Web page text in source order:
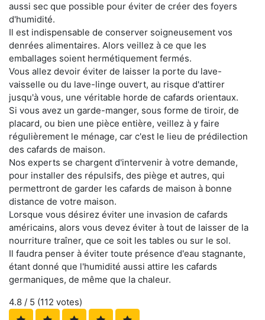
aussi sec que possible pour éviter de créer des foyers
d'humidité.
Il est indispensable de conserver soigneusement vos
denrées alimentaires. Alors veillez à ce que les
emballages soient hermétiquement fermés.
Vous allez devoir éviter de laisser la porte du lave-
vaisselle ou du lave-linge ouvert, au risque d'attirer
jusqu'à vous, une véritable horde de cafards orientaux.
Si vous avez un garde-manger, sous forme de tiroir, de
placard, ou bien une pièce entière, veillez à y faire
régulièrement le ménage, car c'est le lieu de prédilection
des cafards de maison.
Nos experts se chargent d'intervenir à votre demande,
pour installer des répulsifs, des piège et autres, qui
permettront de garder les cafards de maison à bonne
distance de votre maison.
Lorsque vous désirez éviter une invasion de cafards
américains, alors vous devez éviter à tout de laisser de la
nourriture traîner, que ce soit les tables ou sur le sol.
Il faudra penser à éviter toute présence d'eau stagnante,
étant donné que l'humidité aussi attire les cafards
germaniques, de même que la chaleur.
4.8 / 5 (112 votes)